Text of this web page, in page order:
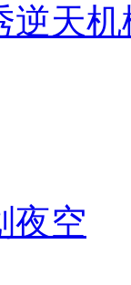
逆天机
夜空